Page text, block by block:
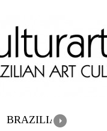
BRAZILIAN